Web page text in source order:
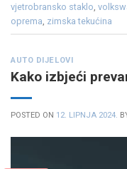
vjetrobransko staklo
oprema zimska tekućina
AUTO DIJELOVI
Kako izbjeći
POSTED ON 12. LIPNJA 2024.